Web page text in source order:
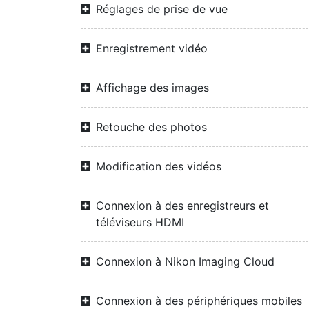
Réglages de prise de vue
Enregistrement vidéo
Affichage des images
Retouche des photos
Modification des vidéos
Connexion à des enregistreurs et
téléviseurs HDMI
Connexion à Nikon Imaging Cloud
Connexion à des périphériques mobiles